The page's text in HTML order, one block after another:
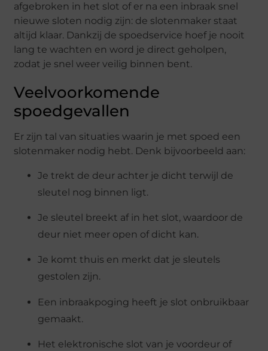
afgebroken in het slot of er na een inbraak snel
nieuwe sloten nodig zijn: de slotenmaker staat
altijd klaar. Dankzij de spoedservice hoef je nooit
lang te wachten en word je direct geholpen,
zodat je snel weer veilig binnen bent.
Veelvoorkomende
spoedgevallen
Er zijn tal van situaties waarin je met spoed een
slotenmaker nodig hebt. Denk bijvoorbeeld aan:
Je trekt de deur achter je dicht terwijl de
sleutel nog binnen ligt.
Je sleutel breekt af in het slot, waardoor de
deur niet meer open of dicht kan.
Je komt thuis en merkt dat je sleutels
gestolen zijn.
Een inbraakpoging heeft je slot onbruikbaar
gemaakt.
Het elektronische slot van je voordeur of